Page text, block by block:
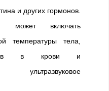
и других гормонов.
может включать
температуры тела,
в крови и
ультразвуковое